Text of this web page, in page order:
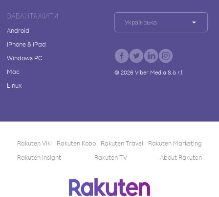
ЗАВАНТАЖИТИ
Android
iPhone & iPad
Windows PC
Mac
Linux
Українська
© 2026Viber Media S.à r.l.
Rakuten Viki Rakuten Kobo Rakuten Travel
Rakuten Marketing
Rakuten Insight
Rakuten TV About Rakuten